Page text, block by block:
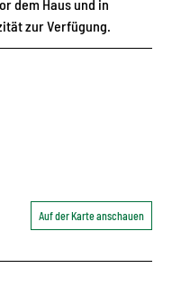
dem Haus und in
zur Verfügung.
Auf der Karte anschauen